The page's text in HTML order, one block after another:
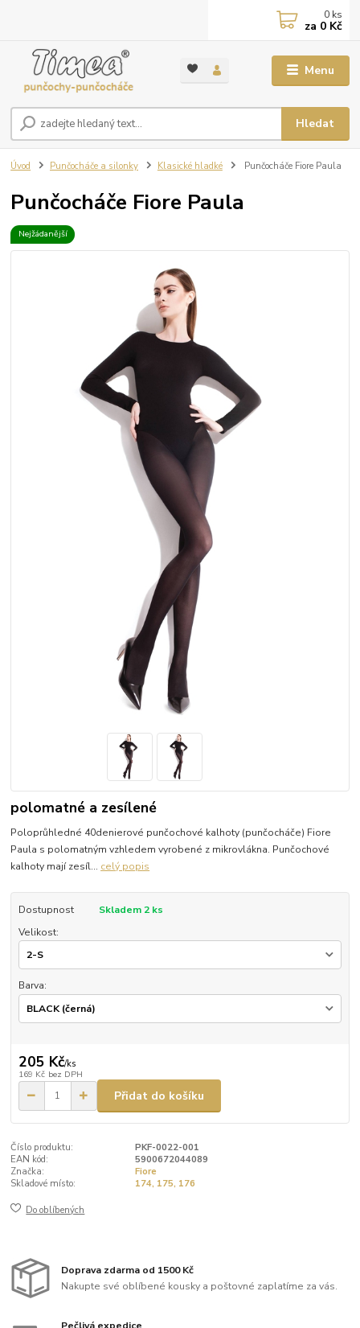
Menu
Hledat
0 ks
za 0 Kč
Úvod Punčocháče a silonky Klasické hladké Punčocháče Fiore Paula
Punčocháče Fiore Paula
Nejžádanější
polomatné a zesílené
Poloprůhledné 40denierové punčochové kalhoty (punčocháče) Fiore
Paula s polomatným vzhledem vyrobené z mikrovlákna. Punčochové
kalhoty mají zesíl... celý popis
Dostupnost
Skladem 2 ks
Velikost:
Barva:
205 Kč/ks
169 Kč bez DPH
Přidat do košíku
Číslo produktu:
PKF-0022-001
EAN kód:
5900672044089
Značka:
Fiore
Skladové místo:
174, 175, 176
Do oblíbených
Doprava zdarma od 1500 Kč
Nakupte své oblíbené kousky a poštovné zaplatíme za vás.